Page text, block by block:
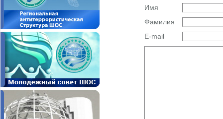
Имя
Фамилия
E-mail